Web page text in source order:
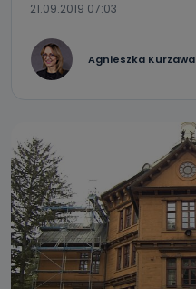
21.09.2019 07:03
Agnieszka Kurzawa